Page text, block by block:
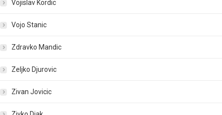
Vojislav Kordic
Vojo Stanic
Zdravko Mandic
Zeljko Djurovic
Zivan Jovicic